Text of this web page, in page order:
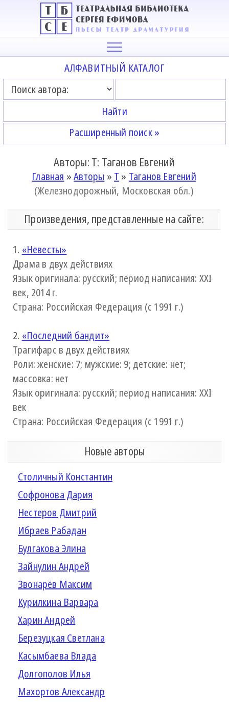
АЛФАВИТНЫЙ КАТАЛОГ
Расширенный поиск »
Авторы: Т: Таганов Евгений
Главная »Авторы » Т » Таганов Евгений
(Железнодорожный, Московская обл.)
Произведения, представленные на сайте:
1. «Невесты»
Драма в двух действиях
Язык оригинала: русский; период написания: XXI
век, 2014 г.
Страна: Российская Федерация (с 1991 г.)
2. «Последний бандит»
Трагифарс в двух действиях
Роли: женские: 7; мужские: 9; детские: нет;
массовка: нет
Язык оригинала: русский; период написания: XXI
век
Страна: Российская Федерация (с 1991 г.)
Новые авторы
Столичный Константин
Софронова Дария
Нестеров Дмитрий
Ибраев Рабадан
Булгакова Элина
Зайнулин Андрей
Звонарёв Максим
Курилкина Варвара
Харин Андрей
Березуцкая Светлана
Касымбаева Влада
Долгополов Илья
Махортов Александр